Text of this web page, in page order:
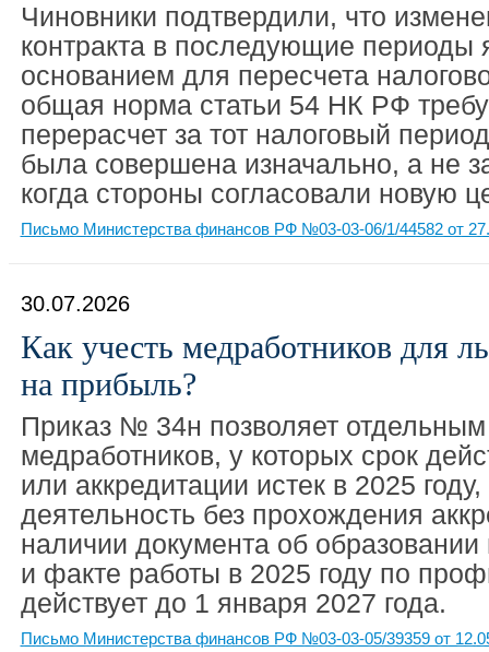
Чиновники подтвердили, что
контракта в последующие периоды
основанием для пересчета
общая норма статьи 54 НК РФ
перерасчет за тот налоговый
была совершена изначально, а не
когда стороны согласовали новую
Письмо Министерства финансов РФ №03-03-06/1/44582 от
30.07.2026
Как учесть медработников для
на прибыль?
Приказ № 34н позволяет отдельным
медработников, у которых срок
или аккредитации истек в 2025
деятельность без прохождения
наличии документа об
и факте работы в 2025 году по
действует до 1 января 2027 года.
Письмо Министерства финансов РФ №03-03-05/39359 от